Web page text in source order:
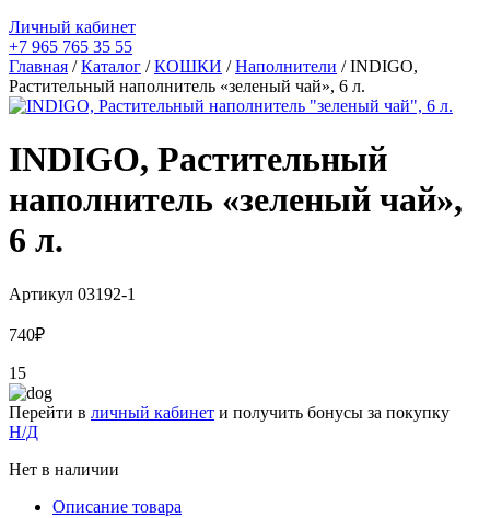
Личный кабинет
+7 965 765 35 55
Главная /Каталог /КОШКИ /Наполнители / INDIGO,
Растительный наполнитель «зеленый чай», 6 л.
INDIGO, Растительный
наполнитель «зеленый чай»,
6 л.
Артикул 03192-1
740₽
15
Перейти в личный кабинет и получить бонусы за покупку
Н/Д
Нет в наличии
Описание товара